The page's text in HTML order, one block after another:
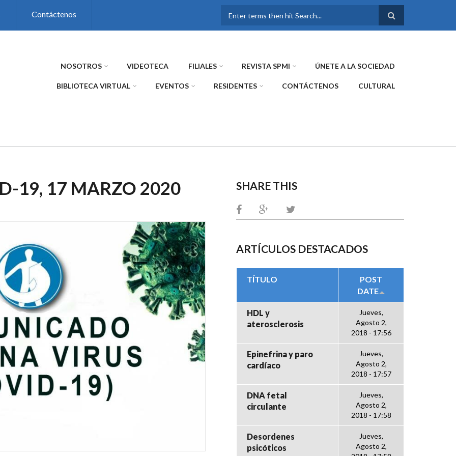
Contáctenos
FORMULARIO DE
NOSOTROS VIDEOTECA FILIALES REVISTA SPMI ÚNETE A LA SOCIEDAD
BIBLIOTECA VIRTUAL EVENTOS RESIDENTES CONTÁCTENOS CULTURAL
19, 17 MARZO 2020 SHARE THIS
ARTÍCULOS DESTACADOS
TÍTULO
POST
DATE
HDL y
aterosclerosis
Jueves,
Agosto 2,
2018 - 17:56
Epinefrina y paro
cardíaco
Jueves,
Agosto 2,
2018 - 17:57
DNA fetal
circulante
Jueves,
Agosto 2,
2018 - 17:58
Desordenes
psicóticos
Jueves,
Agosto 2,